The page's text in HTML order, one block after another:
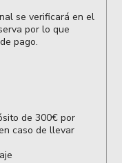
se verificará en el
por lo que
pago.
de 300€ por
caso de llevar